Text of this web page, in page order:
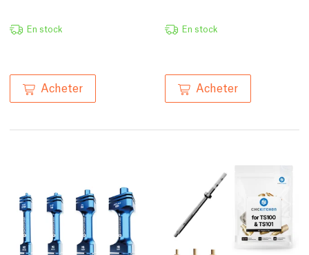
En stock
Acheter
En stock
Acheter